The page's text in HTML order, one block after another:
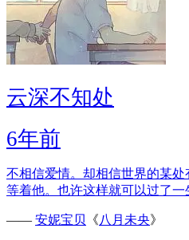
云深不知处
6年前
不相信爱情。却相信世界的某
等着他。也许这样就可以过了一
—— 安妮宝贝 《八月未央》